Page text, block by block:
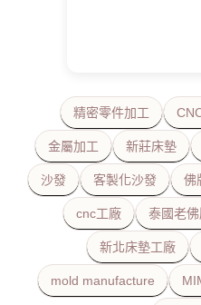
精密零件加工
金屬加工 新莊床墊
沙發 客製化沙發 佛
cnc工廠 泰國老
新北床墊工廠
mold manufacture